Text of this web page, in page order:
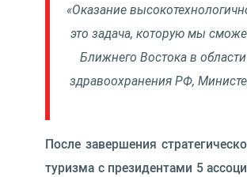
«Оказание
это задача, которую мы
Ближнего Востока в
здравоохранения РФ,
После завершения
туризма с президентами 5